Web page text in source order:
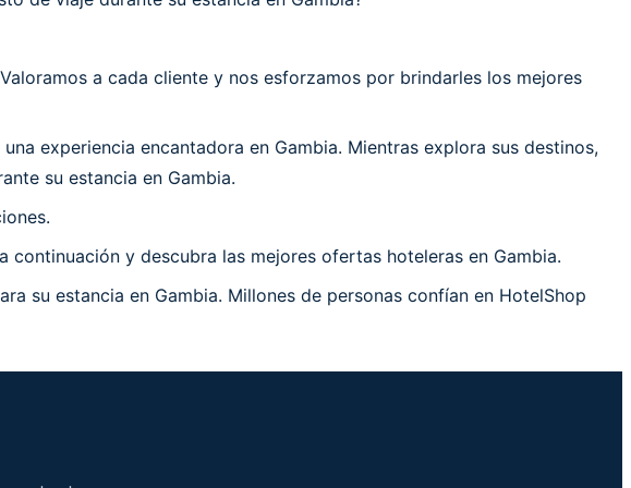
a cada cliente y nos esforzamos por brindarles los mejores
experiencia encantadora en Gambia. Mientras explora sus destinos,
su estancia en Gambia.
continuación y descubra las mejores ofertas hoteleras en Gambia.
su estancia en Gambia. Millones de personas confían en HotelShop